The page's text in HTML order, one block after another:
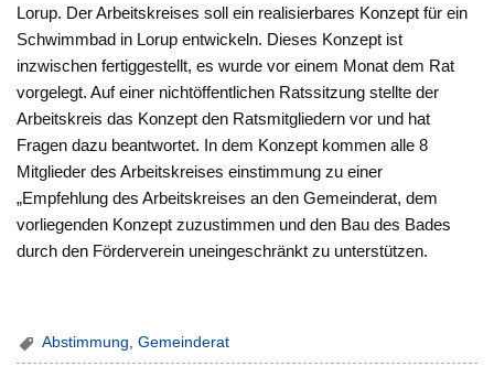
Lorup. Der Arbeitskreises soll ein realisierbares Konzept für ein
Schwimmbad in Lorup entwickeln. Dieses Konzept ist
inzwischen fertiggestellt, es wurde vor einem Monat dem Rat
vorgelegt. Auf einer nichtöffentlichen Ratssitzung stellte der
Arbeitskreis das Konzept den Ratsmitgliedern vor und hat
Fragen dazu beantwortet. In dem Konzept kommen alle 8
Mitglieder des Arbeitskreises einstimmung zu einer
„Empfehlung des Arbeitskreises an den Gemeinderat, dem
vorliegenden Konzept zuzustimmen und den Bau des Bades
durch den Förderverein uneingeschränkt zu unterstützen.
Abstimmung ,Gemeinderat